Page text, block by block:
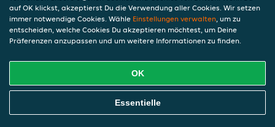
11,90 €
0,0% vol, inkl. Pfand (0,00 €)
Salat
Online Essen Bestellen
auf OK klickst, akzeptierst Du die Verwendung aller Cookies. Wir setzen
immer notwendige Cookies. Wähle Einstellungen verwalten, um zu
entscheiden, welche Cookies Du akzeptieren möchtest, um Deine
Präferenzen anzupassen und um weitere Informationen zu finden.
OK
Essentielle